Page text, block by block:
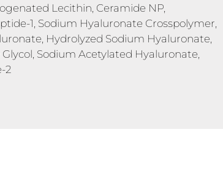
Lecithin, Ceramide NP,
1, Sodium Hyaluronate Crosspolymer,
Hydrolyzed Sodium Hyaluronate,
Sodium Acetylated Hyaluronate,
2